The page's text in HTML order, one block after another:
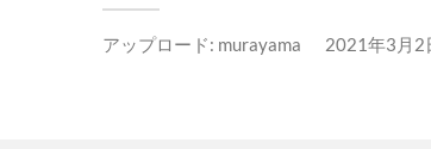
アップロード: murayama 2021年3月2